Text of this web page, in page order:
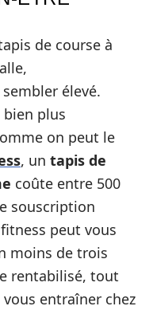
de course à
élevé.
bien plus
on peut le
, un tapis de
coûte entre 500
souscription
peut vous
moins de trois
rentabilisé, tout
entraîner chez